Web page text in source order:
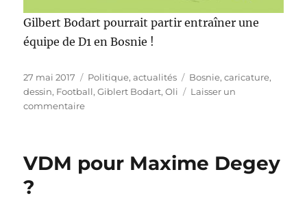
Gilbert Bodart pourrait partir entraîner une
équipe de D1 en Bosnie !
Publié
le
27 mai 2017 Catégories
Politique, actualités Étiquettes
Bosnie,caricature,
dessin, Football,Giblert Bodart,Oli
Laisser un
commentairesur
Bosnie
VDM pour Maxime Degey
?